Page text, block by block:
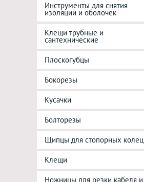
Инструменты для снятия
изоляции и оболочек
Клещи трубные и
сантехнические
Плоскогубцы
Бокорезы
Кусачки
Болторезы
Щипцы для стопорных колец
Клещи
Ножницы для резки кабеля и